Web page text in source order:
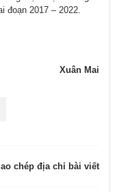
đoạn 2017 – 2022.
Xuân Mai
chép địa chỉ bài viết